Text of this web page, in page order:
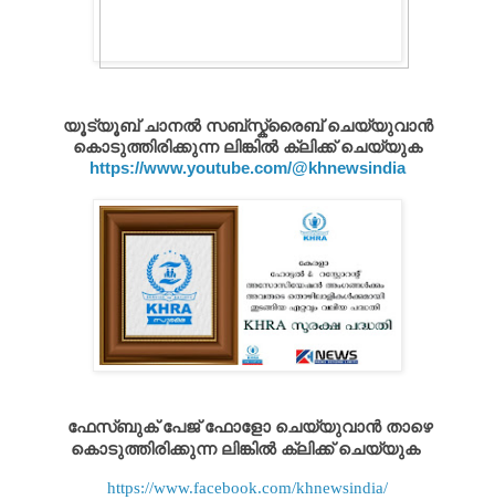
യൂട്യൂബ് ചാനൽ സബ്സ്ക്രൈബ് ചെയ്യുവാൻ
കൊടുത്തിരിക്കുന്ന ലിങ്കിൽ ക്ലിക്ക് ചെയ്യുക
https://www.youtube.com/@khnewsindia
ഫേസ്ബുക് പേജ് ഫോളോ ചെയ്യുവാൻ താഴെ
കൊടുത്തിരിക്കുന്ന ലിങ്കിൽ ക്ലിക്ക് ചെയ്യുക
https://www.facebook.com/khnewsindia/